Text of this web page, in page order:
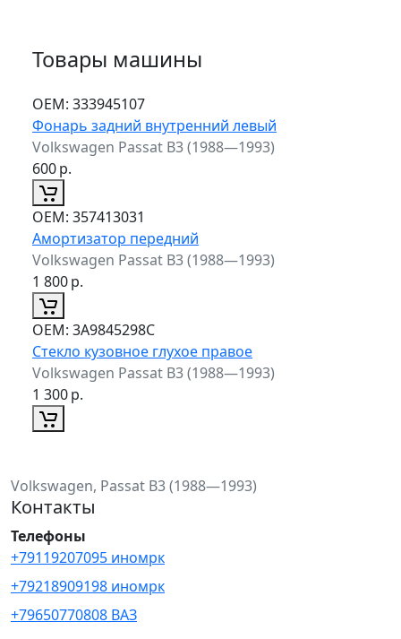
Товары машины
ОЕМ: 333945107
Фонарь задний внутренний левый
Volkswagen Passat B3 (1988—1993)
600р.
ОЕМ: 357413031
Амортизатор передний
Volkswagen Passat B3 (1988—1993)
1 800р.
ОЕМ: 3A9845298C
Стекло кузовное глухое правое
Volkswagen Passat B3 (1988—1993)
1 300р.
Volkswagen, Passat B3 (1988—1993)
Контакты
Телефоны
+79119207095 иномрк
+79218909198 иномрк
+79650770808 ВАЗ